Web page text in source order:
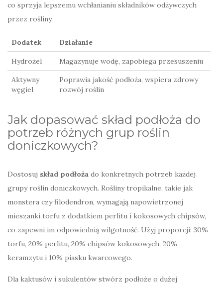
co sprzyja lepszemu wchłanianiu składników odżywczych
przez rośliny.
Dodatek Działanie
Hydrożel Magazynuje wodę, zapobiega przesuszeniu
Aktywny
węgiel
Poprawia jakość podłoża, wspiera zdrowy
rozwój roślin
Jak dopasować skład podłoża do
potrzeb różnych grup roślin
doniczkowych?
Dostosuj skład podłoża do konkretnych potrzeb każdej
grupy roślin doniczkowych. Rośliny tropikalne, takie jak
monstera czy filodendron, wymagają napowietrzonej
mieszanki torfu z dodatkiem perlitu i kokosowych chipsów,
co zapewni im odpowiednią wilgotność. Użyj proporcji: 30%
torfu, 20% perlitu, 20% chipsów kokosowych, 20%
keramzytu i 10% piasku kwarcowego.
Dla kaktusów i sukulentów stwórz podłoże o dużej